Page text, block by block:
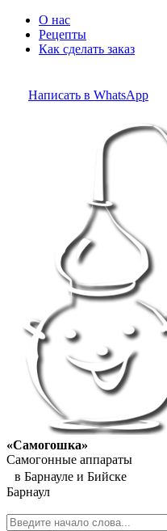
О нас
Рецепты
Как сделать заказ
Написать в WhatsApp
«Самогошка»
Самогонные аппараты
в Барнауле и Бийске
Барнаул